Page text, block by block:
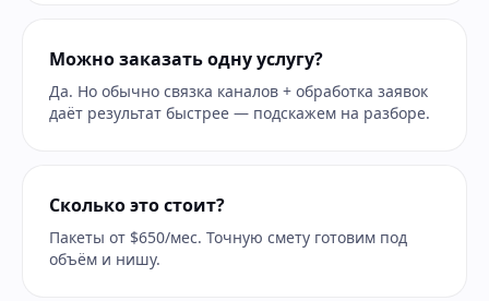
Можно заказать одну услугу?
Да. Но обычно связка каналов + обработка заявок
даёт результат быстрее — подскажем на разборе.
Сколько это стоит?
Пакеты от $650/мес. Точную смету готовим под
объём и нишу.